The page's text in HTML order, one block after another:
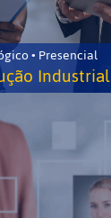
• Presencial
Industrial